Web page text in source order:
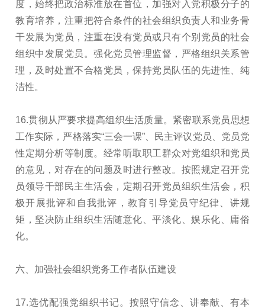
度，始终把政治标准放在首位，加强对入党积极分子的
教育培养，注重把符合条件的社会组织负责人和业务骨
干发展为党员，注重在没有党员或只有个别党员的社会
组织中发展党员。强化党员管理监督，严格组织关系管
理，及时处置不合格党员，保持党员队伍的先进性、纯
洁性。
16.贯彻从严要求提高组织生活质量。紧密联系党员思想
工作实际，严格落实“三会一课”、民主评议党员、党员党
性定期分析等制度。经常听取职工群众对党组织和党员
的意见，对存在的问题及时进行整改。按照规定召开党
员领导干部民主生活会，定期召开党员组织生活会，积
极开展批评和自我批评，教育引导党员守纪律、讲规
矩，坚决防止组织生活随意化、平淡化、娱乐化、庸俗
化。
六、加强社会组织党务工作者队伍建设
17.选优配强党组织书记。按照守信念、讲奉献、有本